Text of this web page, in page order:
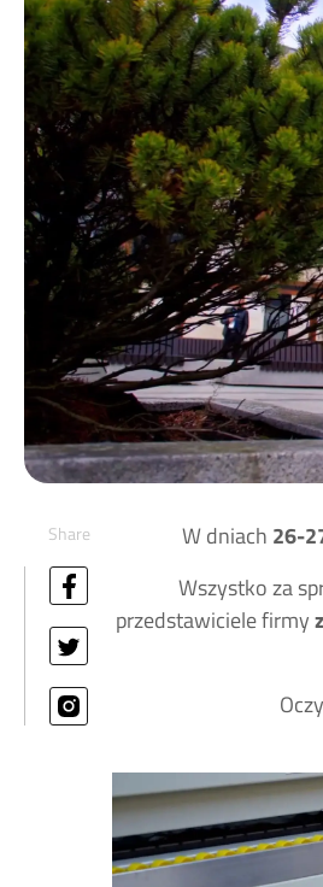
Share W dniach 26-
Wszystko za
przedstawiciele firmy